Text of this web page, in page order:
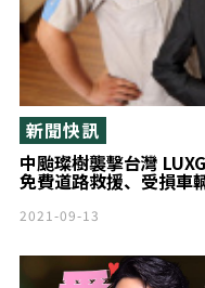
中颱璨樹襲擊台灣
免費道路救援、受損車
新聞快訊
2021-09-13